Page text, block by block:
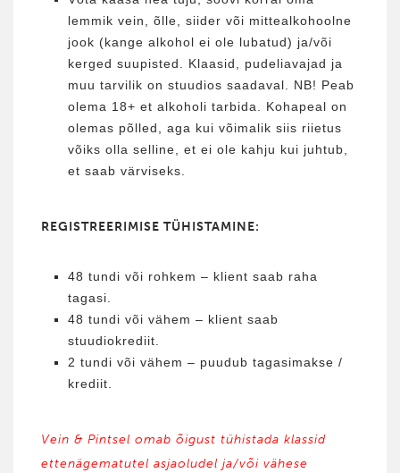
lemmik vein, õlle, siider või mittealkohoolne
jook (kange alkohol ei ole lubatud) ja/või
kerged suupisted. Klaasid, pudeliavajad ja
muu tarvilik on stuudios saadaval. NB! Peab
olema 18+ et alkoholi tarbida. Kohapeal on
olemas põlled, aga kui võimalik siis riietus
võiks olla selline, et ei ole kahju kui juhtub,
et saab värviseks.
REGISTREERIMISE TÜHISTAMINE:
48 tundi või rohkem – klient saab raha
tagasi.
48 tundi või vähem – klient saab
stuudiokrediit.
2 tundi või vähem – puudub tagasimakse /
krediit.
Vein & Pintsel omab õigust tühistada klassid
ettenägematutel asjaoludel ja/või vähese